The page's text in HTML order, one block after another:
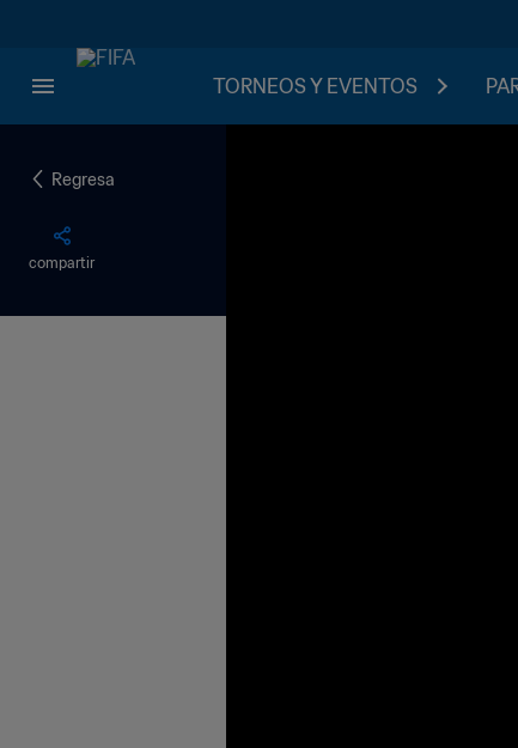
TORNEOS Y EVENTOS
Regresa
compartir